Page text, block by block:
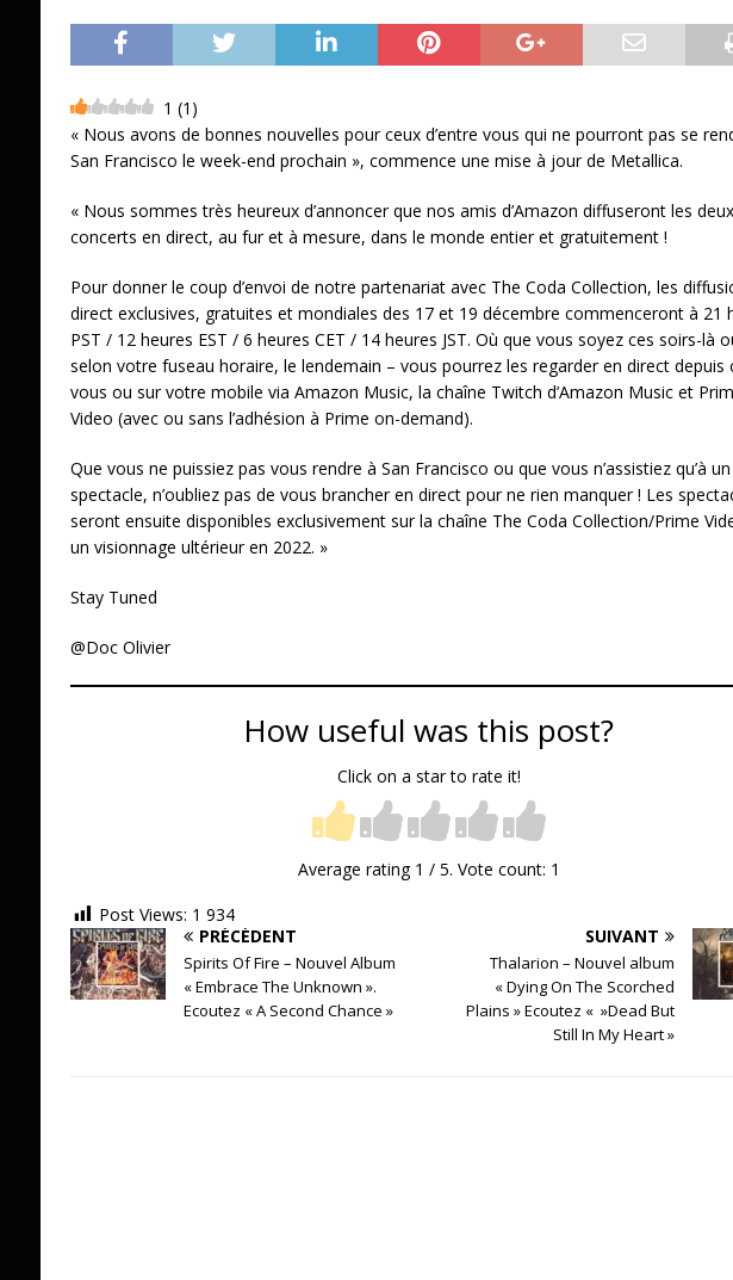
1 (1 )
« Nous avons de bonnes nouvelles pour ceux d’entre vous qui ne pourront pas se
San Francisco le week-end prochain », commence une mise à jour de Metallica.
« Nous sommes très heureux d’annoncer que nos amis d’Amazon diffuseront les deux
concerts en direct, au fur et à mesure, dans le monde entier et gratuitement !
Pour donner le coup d’envoi de notre partenariat avec The Coda Collection, les
direct exclusives, gratuites et mondiales des 17 et 19 décembre commenceront à 21
PST / 12 heures EST / 6 heures CET / 14 heures JST. Où que vous soyez ces soirs-là
selon votre fuseau horaire, le lendemain – vous pourrez les regarder en direct depuis
vous ou sur votre mobile via Amazon Music, la chaîne Twitch d’Amazon Music et
Video (avec ou sans l’adhésion à Prime on-demand).
Que vous ne puissiez pas vous rendre à San Francisco ou que vous n’assistiez qu’à
spectacle, n’oubliez pas de vous brancher en direct pour ne rien manquer ! Les
seront ensuite disponibles exclusivement sur la chaîne The Coda Collection/Prime
un visionnage ultérieur en 2022. »
Stay Tuned
@Doc Olivier
How useful was this post?
Click on a star to rate it!
Average rating 1 / 5. Vote count: 1
Post Views: 1 934
PRÉCÉDENT
Spirits Of Fire – Nouvel Album
« Embrace The Unknown ».
Ecoutez « A Second Chance »
SUIVANT
Thalarion – Nouvel album
« Dying On The Scorched
Plains » Ecoutez « »Dead But
Still In My Heart »